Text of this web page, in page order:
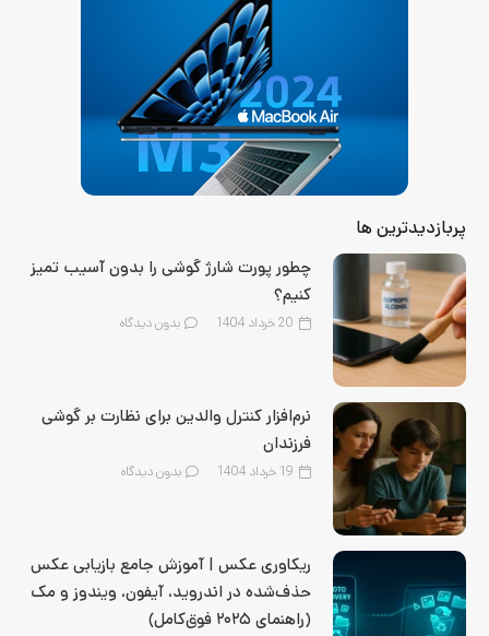
پربازدیدترین ها
چطور پورت شارژ گوشی را بدون آسیب تمیز
کنیم؟
20 خرداد 1404 بدون دیدگاه
نرم‌افزار کنترل والدین برای نظارت بر گوشی
فرزندان
19 خرداد 1404 بدون دیدگاه
ریکاوری عکس | آموزش جامع بازیابی عکس
حذف‌شده در اندروید، آیفون، ویندوز و مک
(راهنمای ۲۰۲۵ فوق‌کامل)